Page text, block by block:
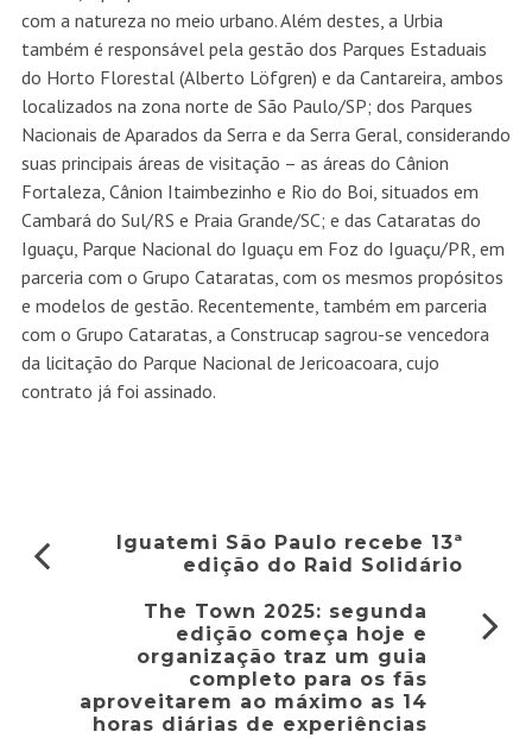
com a natureza no meio urbano. Além destes, a Urbia
também é responsável pela gestão dos Parques Estaduais
do Horto Florestal (Alberto Löfgren) e da Cantareira, ambos
localizados na zona norte de São Paulo/SP; dos Parques
Nacionais de Aparados da Serra e da Serra Geral, considerando
suas principais áreas de visitação – as áreas do Cânion
Fortaleza, Cânion Itaimbezinho e Rio do Boi, situados em
Cambará do Sul/RS e Praia Grande/SC; e das Cataratas do
Iguaçu, Parque Nacional do Iguaçu em Foz do Iguaçu/PR, em
parceria com o Grupo Cataratas, com os mesmos propósitos
e modelos de gestão. Recentemente, também em parceria
com o Grupo Cataratas, a Construcap sagrou-se vencedora
da licitação do Parque Nacional de Jericoacoara, cujo
contrato já foi assinado.
Iguatemi São Paulo recebe 13ª
edição do Raid Solidário
The Town 2025: segunda
edição começa hoje e
organização traz um guia
completo para os fãs
aproveitarem ao máximo as 14
horas diárias de experiências